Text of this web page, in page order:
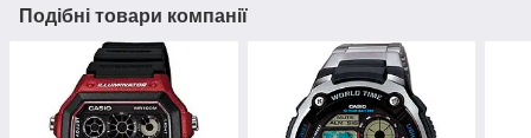
Подібні товари компанії